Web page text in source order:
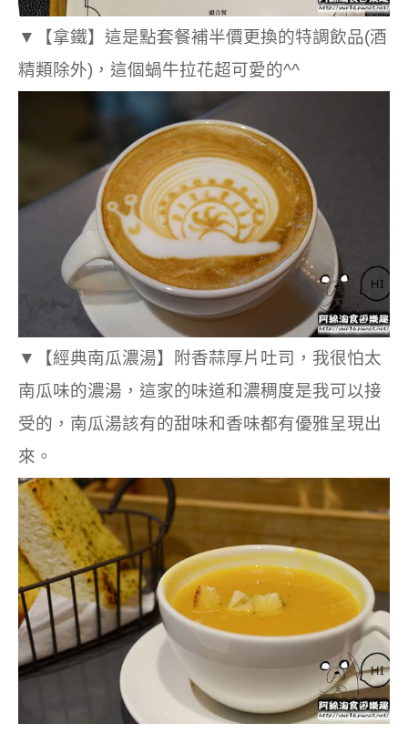
▼
【拿鐵】這是點套餐補半價更換的特調飲品(酒
精類除外)，這個蝸牛拉花超可愛的^^
▼ 【經典南瓜濃湯】附香蒜厚片吐司，我很怕太
南瓜味的濃湯，這家的味道和濃稠度是我可以接
受的，南瓜湯該有的甜味和香味都有優雅呈現出
來。